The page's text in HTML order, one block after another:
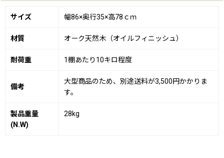
サイズ 幅86×奥行35×高78ｃｍ
材質 オーク天然木（オイルフィニッシュ）
耐荷重 1棚あたり10キロ程度
備考
大型商品のため、別途送料が3,500円かかりま
す。
製品重量
(N.W)
28kg